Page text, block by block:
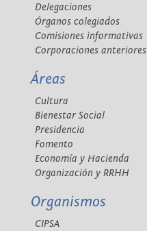
Delegaciones
Órganos colegiados
Comisiones informativas
Corporaciones anteriores
Áreas
Cultura
Bienestar Social
Presidencia
Fomento
Economía y Hacienda
Organización y RRHH
Organismos
CIPSA